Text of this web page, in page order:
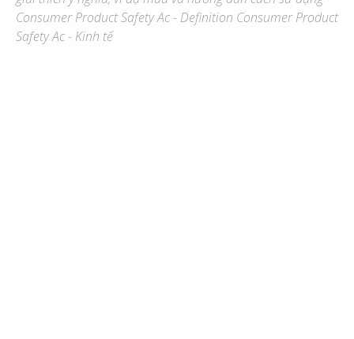
Consumer Product Safety Ac - Definition Consumer Product
Safety Ac - Kinh tế